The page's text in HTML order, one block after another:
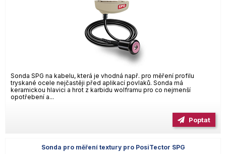
Sonda SPG na kabelu, která je vhodná např. pro měření profilu
tryskané ocele nejčastěji před aplikací povlaků. Sonda má
keramickou hlavici a hrot z karbidu wolframu pro co nejmenší
opotřebení a...
Poptat
Sonda pro měření textury pro PosiTector SPG